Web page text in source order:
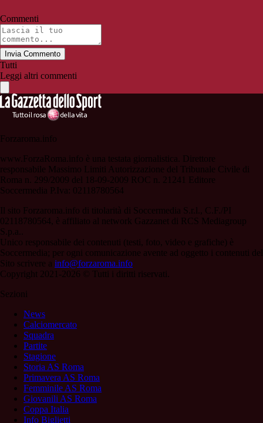
Commenti
Invia Commento
Tutti
Leggi altri commenti
Forzaroma.info
www.ForzaRoma.info è una testata giornalistica. Direttore
responsabile Massimo Limiti Autorizzazione del Tribunale Civile di
Roma n. 299/2009 del 18-09-2009 ROC n. 21241 Editore
Soccermedia P.Iva: 02118780564
Il sito Forzaroma.info di titolarità di Soccermedia S.r.l., C.F./PI
02118780564, è affiliato al network Gazzanet di RCS Mediagroup
S.p.a..
Unico responsabile dei contenuti (testi, foto, video e grafiche) è
Soccermedia; per ogni comunicazione avente ad oggetto i contenuti del
Sito scrivere a info@forzaroma.info
Copyright 2021-2026 © Tutti i diritti riservati.
Sezioni
News
Calciomercato
Squadra
Partite
Stagione
Storia AS Roma
Primavera AS Roma
Femminile AS Roma
Giovanili AS Roma
Coppa Italia
Info Biglietti